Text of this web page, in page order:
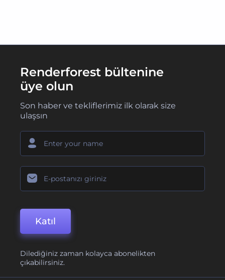
Renderforest bültenine
üye olun
Son haber ve tekliflerimiz ilk olarak size
ulaşsın
Katıl
Dilediğiniz zaman kolayca abonelikten
çıkabilirsiniz.